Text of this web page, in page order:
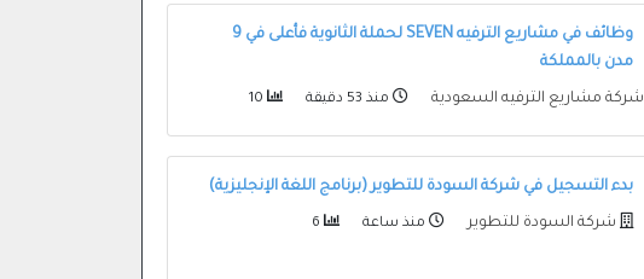
وظائف في مشاريع الترفيه SEVEN لحملة الثانوية فأعلى في 9
مدن بالمملكة
شركة مشاريع الترفيه السعودية منذ 53 دقيقة
بدء التسجيل في شركة السودة للتطوير (برنامج اللغة الإنجليزية)
شركة السودة للتطوير منذ ساعة